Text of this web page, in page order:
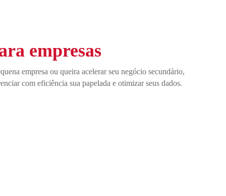
empresas
empresa ou queira acelerar seu negócio secundário,
com eficiência sua papelada e otimizar seus dados.